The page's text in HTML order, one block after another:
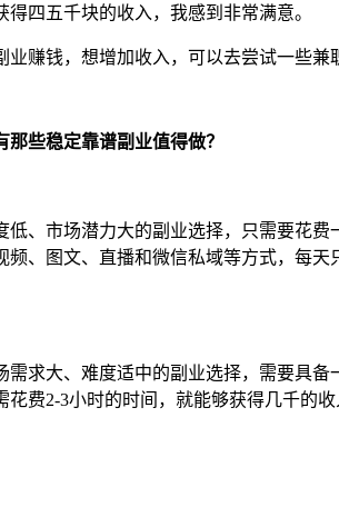
得四五千块的收入，我感到非常满意。
业赚钱，想增加收入，可以去尝试一些兼
那些稳定靠谱副业值得做？
低、市场潜力大的副业选择，只需要花
频、图文、直播和微信私域等方式，每
需求大、难度适中的副业选择，需要具
费2-3小时的时间，就能够获得几千的收